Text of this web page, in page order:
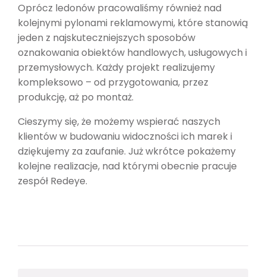
Oprócz ledonów pracowaliśmy również nad
kolejnymi pylonami reklamowymi, które stanowią
jeden z najskuteczniejszych sposobów
oznakowania obiektów handlowych, usługowych i
przemysłowych. Każdy projekt realizujemy
kompleksowo – od przygotowania, przez
produkcję, aż po montaż.
Cieszymy się, że możemy wspierać naszych
klientów w budowaniu widoczności ich marek i
dziękujemy za zaufanie. Już wkrótce pokażemy
kolejne realizacje, nad którymi obecnie pracuje
zespół Redeye.